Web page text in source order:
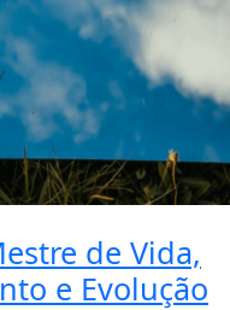
de Vida,
e Evolução